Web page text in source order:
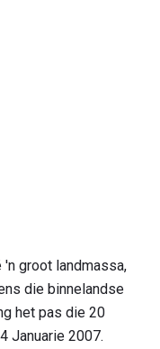
groot landmassa,
die binnelandse
het pas die 20
Januarie 2007.